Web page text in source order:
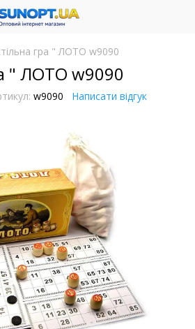
гра " ЛОТО w9090
" ЛОТО w9090
w9090 Написати відгук